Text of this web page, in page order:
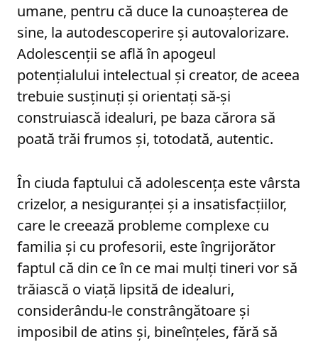
umane, pentru că duce la cunoașterea de
sine, la autodescoperire și autovalorizare.
Adolescenții se află în apogeul
potențialului intelectual și creator, de aceea
trebuie susținuți și orientați să-și
construiască idealuri, pe baza cărora să
poată trăi frumos și, totodată, autentic.
În ciuda faptului că adolescența este vârsta
crizelor, a nesiguranței și a insatisfacțiilor,
care le creează probleme complexe cu
familia și cu profesorii, este îngrijorător
faptul că din ce în ce mai mulți tineri vor să
trăiască o viață lipsită de idealuri,
considerându-le constrângătoare și
imposibil de atins și, bineînțeles, fără să